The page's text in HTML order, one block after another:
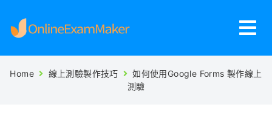
Home 線上測驗製作技巧
如何使用Google Forms 製作線上
測驗